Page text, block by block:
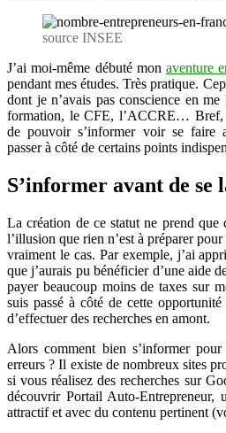
source INSEE
J’ai moi-même débuté mon aventure
pendant mes études. Très pratique.
dont je n’avais pas conscience en
formation, le CFE, l’ACCRE… Bref,
de pouvoir s’informer voir se faire
passer à côté de certains points
S’informer avant de se
La création de ce statut ne prend que
l’illusion que rien n’est à préparer
vraiment le cas. Par exemple, j’ai
que j’aurais pu bénéficier d’une aide
payer beaucoup moins de taxes sur
suis passé à côté de cette
d’effectuer des recherches en amont.
Alors comment bien s’informer
erreurs ? Il existe de nombreux sites
si vous réalisez des recherches sur
découvrir Portail Auto-Entrepreneur,
attractif et avec du contenu pertinent